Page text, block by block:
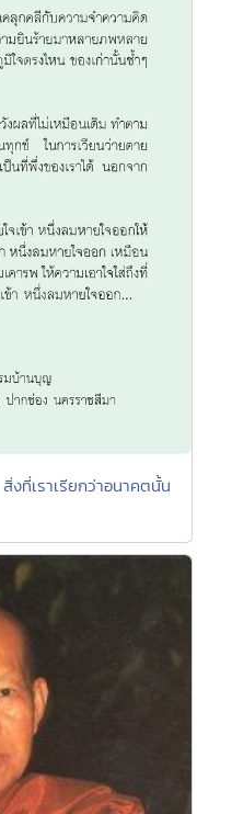
งที่เราเรียกว่าอนาคตนั้น